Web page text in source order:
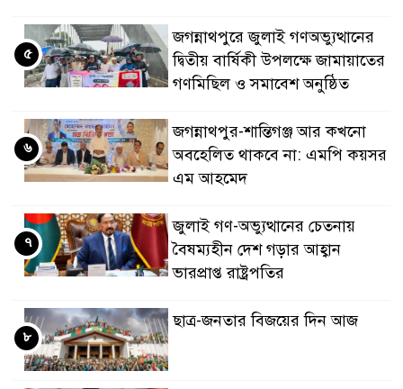
জগন্নাথপুরে জুলাই গণঅভ্যুত্থানের
দ্বিতীয় বার্ষিকী উপলক্ষে জামায়াতের
গণমিছিল ও সমাবেশ অনুষ্ঠিত
৫
জগন্নাথপুর-শান্তিগঞ্জ আর কখনো
অবহেলিত থাকবে না: এমপি কয়সর
এম আহমেদ
৬
জুলাই গণ-অভ্যুত্থানের চেতনায়
বৈষম্যহীন দেশ গড়ার আহ্বান
ভারপ্রাপ্ত রাষ্ট্রপতির
৭
ছাত্র-জনতার বিজয়ের দিন আজ
৮